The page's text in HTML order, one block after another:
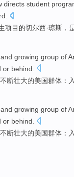
directs student
项目 的切尔西·琼斯 ，
and growing group of
or behind
断壮大的美国群体 ：
and growing group of
or behind.
断壮大的美国群体 ：